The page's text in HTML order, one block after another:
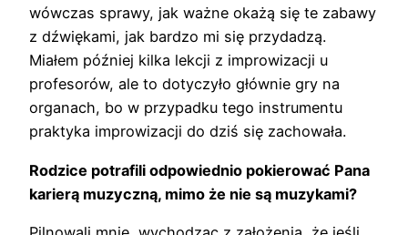
wówczas sprawy, jak ważne okażą się te zabawy
z dźwiękami, jak bardzo mi się przydadzą.
Miałem później kilka lekcji z improwizacji u
profesorów, ale to dotyczyło głównie gry na
organach, bo w przypadku tego instrumentu
praktyka improwizacji do dziś się zachowała.
Rodzice potrafili odpowiednio pokierować Pana
karierą muzyczną, mimo że nie są muzykami?